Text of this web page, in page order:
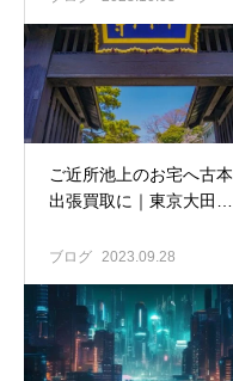
ご近所池上のお宅へ古本
出張買取に｜東京大田区
書窟揚羽堂
ブログ 2023.09.28